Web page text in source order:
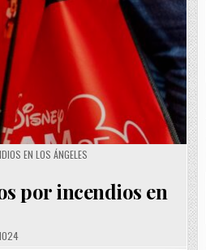
EN LOS ÁNGELES
por incendios en